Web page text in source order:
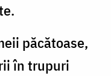
păcătoase,
în trupuri